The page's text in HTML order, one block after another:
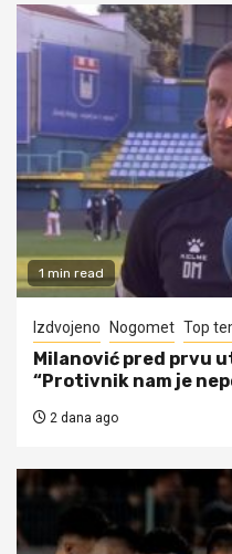
1 min read
Izdvojeno Nogomet Top
Milanović pred prvu
“Protivnik nam je
2 dana ago